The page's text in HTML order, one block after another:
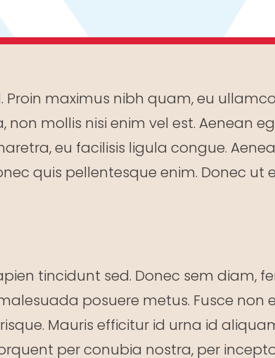
maximus nibh quam, eu
mollis nisi enim vel est. Aenean
eu facilisis ligula congue.
quis pellentesque enim. Donec ut
tincidunt sed. Donec sem diam,
posuere metus. Fusce non
Mauris efficitur id urna id
per conubia nostra, per